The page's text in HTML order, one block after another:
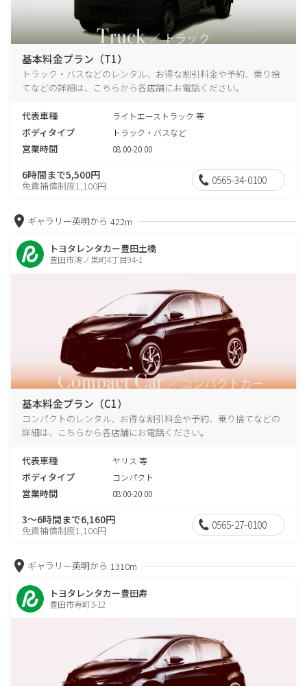
基本料金プラン（T1）
トラック・バスなどのレンタル、お得な割引料金や予約、乗り捨
てなどの詳細は、こちらから各店舗にお電話ください。
代表車種 ライトエーストラック 等
ボディタイプ トラック・バスなど
営業時間 08:00-20:00
6時間まで5,500円
免責補償制度1,100円 0565-34-0100
ギャラリー英明から 422m
トヨタレンタカー豊田土橋
豊田市鴻ノ巣町4丁目94-1
基本料金プラン（C1）
コンパクトのレンタル、お得な割引料金や予約、乗り捨てなどの
詳細は、こちらから各店舗にお電話ください。
代表車種 ヤリス 等
ボディタイプ コンパクト
営業時間 08:00-20:00
3～6時間まで6,160円
免責補償制度1,100円 0565-27-0100
ギャラリー英明から 1310m
トヨタレンタカー豊田寿
豊田市寿町3-12